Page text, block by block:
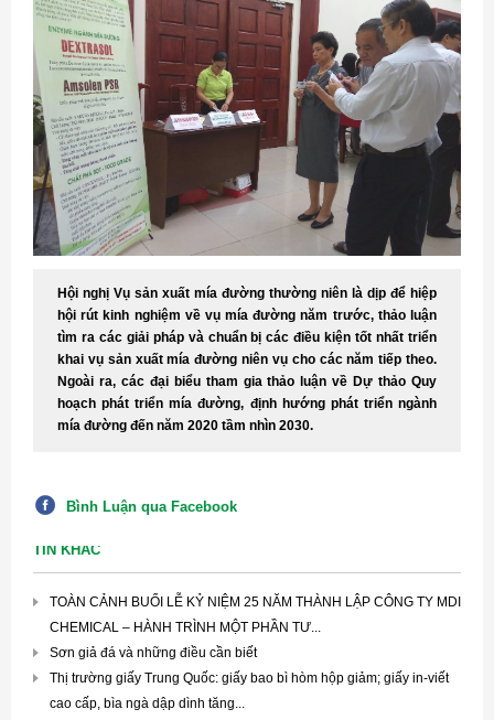
Hội nghị Vụ sản xuất mía đường thường niên là dịp để hiệp
hội rút kinh nghiệm về vụ mía đường năm trước, thảo luận
tìm ra các giải pháp và chuẩn bị các điều kiện tốt nhất triển
khai vụ sản xuất mía đường niên vụ cho các năm tiếp theo.
Ngoài ra, các đại biểu tham gia thảo luận về Dự thảo Quy
hoạch phát triển mía đường, định hướng phát triển ngành
mía đường đến năm 2020 tầm nhìn 2030.
Bình Luận qua Facebook
TIN KHÁC
TOÀN CẢNH BUỔI LỄ KỶ NIỆM 25 NĂM THÀNH LẬP CÔNG TY MDI
CHEMICAL – HÀNH TRÌNH MỘT PHẦN TƯ...
Sơn giả đá và những điều cần biết
Thị trường giấy Trung Quốc: giấy bao bì hòm hộp giảm; giấy in-viết
cao cấp, bìa ngà dập dình tăng...